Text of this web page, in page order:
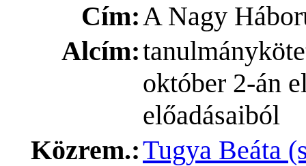
Cím:A Nagy
Alcím:
október 2-án
előadásaiból
Közrem.:Tugya Beáta